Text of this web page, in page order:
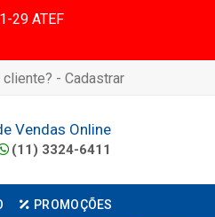
29 ATEF
cliente? - Cadastrar
Vendas Online
(11) 3324-6411
PROMOÇÕES